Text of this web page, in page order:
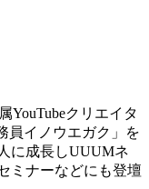
YouTubeクリエイタ
員イノウエガク」を
に成長しUUUMネ
ミナーなどにも登壇